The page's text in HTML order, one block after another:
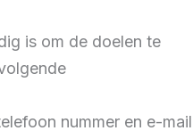
is om de doelen te
nummer en e-mail